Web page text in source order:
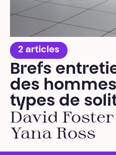
2 articles
Brefs
des
types de
David
Yana Ross